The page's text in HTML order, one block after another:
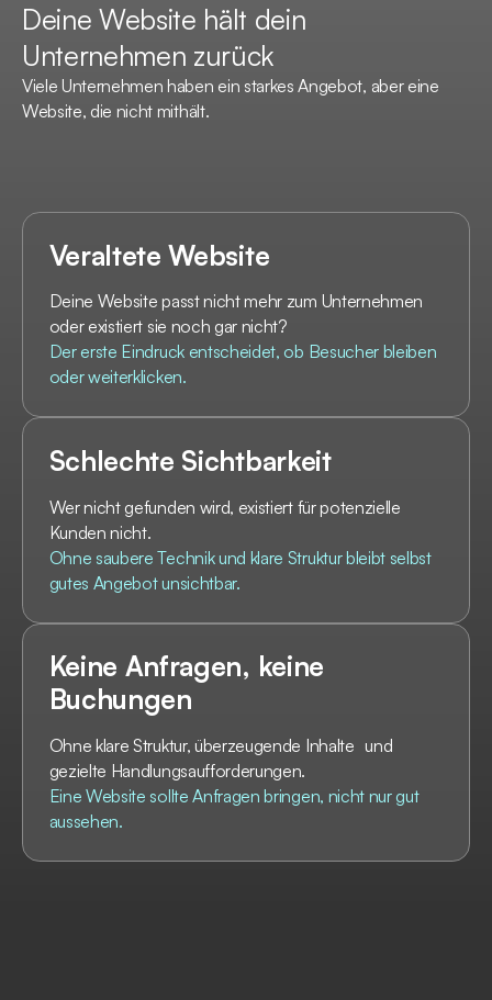
Deine Website hält dein
Unternehmen zurück
Viele Unternehmen haben ein starkes Angebot, aber eine
Website, die nicht mithält.
Veraltete Website
Deine Website passt nicht mehr zum Unternehmen
oder existiert sie noch gar nicht?
Der erste Eindruck entscheidet, ob Besucher bleiben
oder weiterklicken.
Schlechte Sichtbarkeit
Wer nicht gefunden wird, existiert für potenzielle
Kunden nicht.
Ohne saubere Technik und klare Struktur bleibt selbst
gutes Angebot unsichtbar.
Keine Anfragen, keine
Buchungen
Ohne klare Struktur, überzeugende Inhalte und
gezielte Handlungsaufforderungen.
Eine Website sollte Anfragen bringen, nicht nur gut
aussehen.